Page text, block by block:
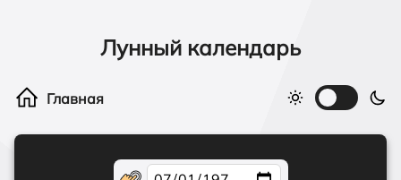
Лунный календарь